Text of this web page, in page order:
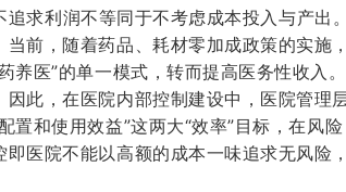
求利润不等同于不考虑成本投入与产出
前，随着药品、耗材零加成政策的实施
养医”的单一模式，转而提高医务性收入。
此，在医院内部控制建设中，医院管理
和使用效益”这两大“效率”目标，在风险
医院不能以高额的成本一味追求无风险